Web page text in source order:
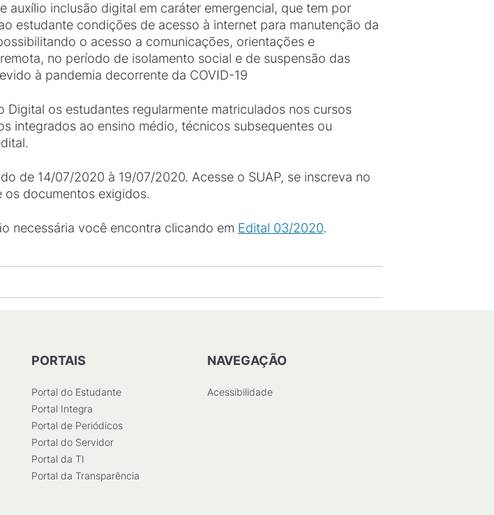
auxílio inclusão digital em caráter emergencial, que tem por
estudante condições de acesso à internet para manutenção da
o acesso a comunicações, orientações e
no período de isolamento social e de suspensão das
à pandemia decorrente da COVID-19
os estudantes regularmente matriculados nos cursos
integrados ao ensino médio, técnicos subsequentes ou
de 14/07/2020 à 19/07/2020. Acesse o SUAP, se inscreva no
os documentos exigidos.
necessária você encontra clicando em Edital 03/2020.
PORTAIS
Portal do Estudante
Portal Integra
Portal de Periódicos
Portal do Servidor
Portal da TI
Portal da Transparência
NAVEGAÇÃO
Acessibilidade